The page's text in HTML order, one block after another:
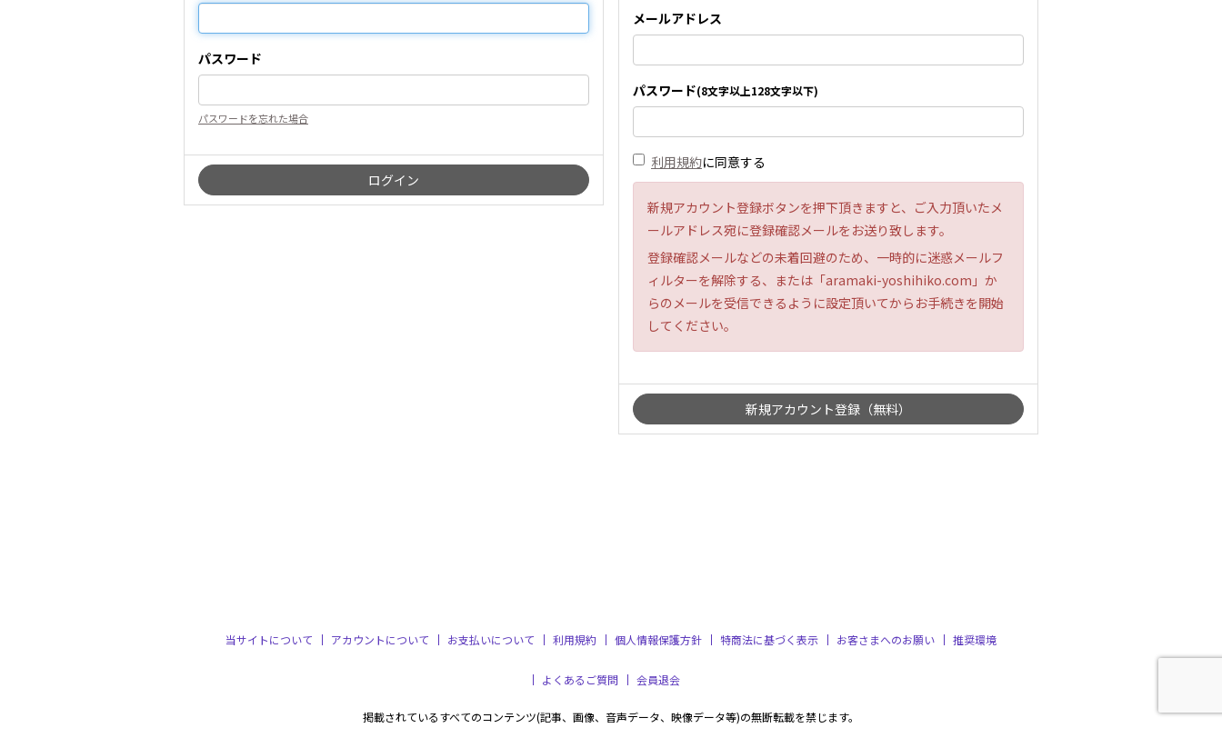
パスワード
パスワードを忘れた場合
メールアドレス
パスワード(8文字以上128文字以下)
利用規約に同意する
新規アカウント登録ボタンを押下頂きますと、ご入力頂いたメ
ールアドレス宛に登録確認メールをお送り致します。
登録確認メールなどの未着回避のため、一時的に迷惑メールフ
ィルターを解除する、または「aramaki-yoshihiko.com」か
らのメールを受信できるように設定頂いてからお手続きを開始
してください。
当サイトについて アカウントについて お支払いについて 利用規約 個人情報保護方針 特商法に基づく表示 お客さまへのお願い 推奨環境
よくあるご質問 会員退会
掲載されているすべてのコンテンツ(記事、画像、音声データ、映像データ等)の無断転載を禁じます。